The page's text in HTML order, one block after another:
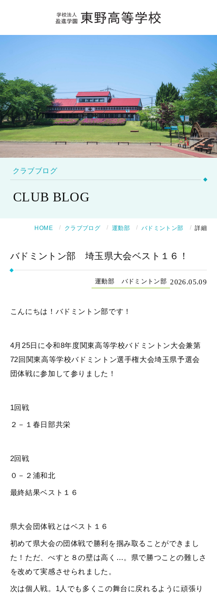
クラブブログ
CLUB BLOG
HOME クラブブログ 運動部 バドミントン部 詳細
バドミントン部 埼玉県大会ベスト１６！
運動部 バドミントン部 2026.05.09
こんにちは！バドミントン部です！
4月25日に令和8年度関東高等学校バドミントン大会兼第
72回関東高等学校バドミントン選手権大会埼玉県予選会
団体戦に参加して参りました！
1回戦
２－１春日部共栄
2回戦
０－２浦和北
最終結果ベスト１６
県大会団体戦とはベスト１６
初めて県大会の団体戦で勝利を掴み取ることができまし
た！ただ、べすと８の壁は高く…。県で勝つことの難しさ
を改めて実感させられました。
次は個人戦。1人でも多くこの舞台に戻れるように頑張り